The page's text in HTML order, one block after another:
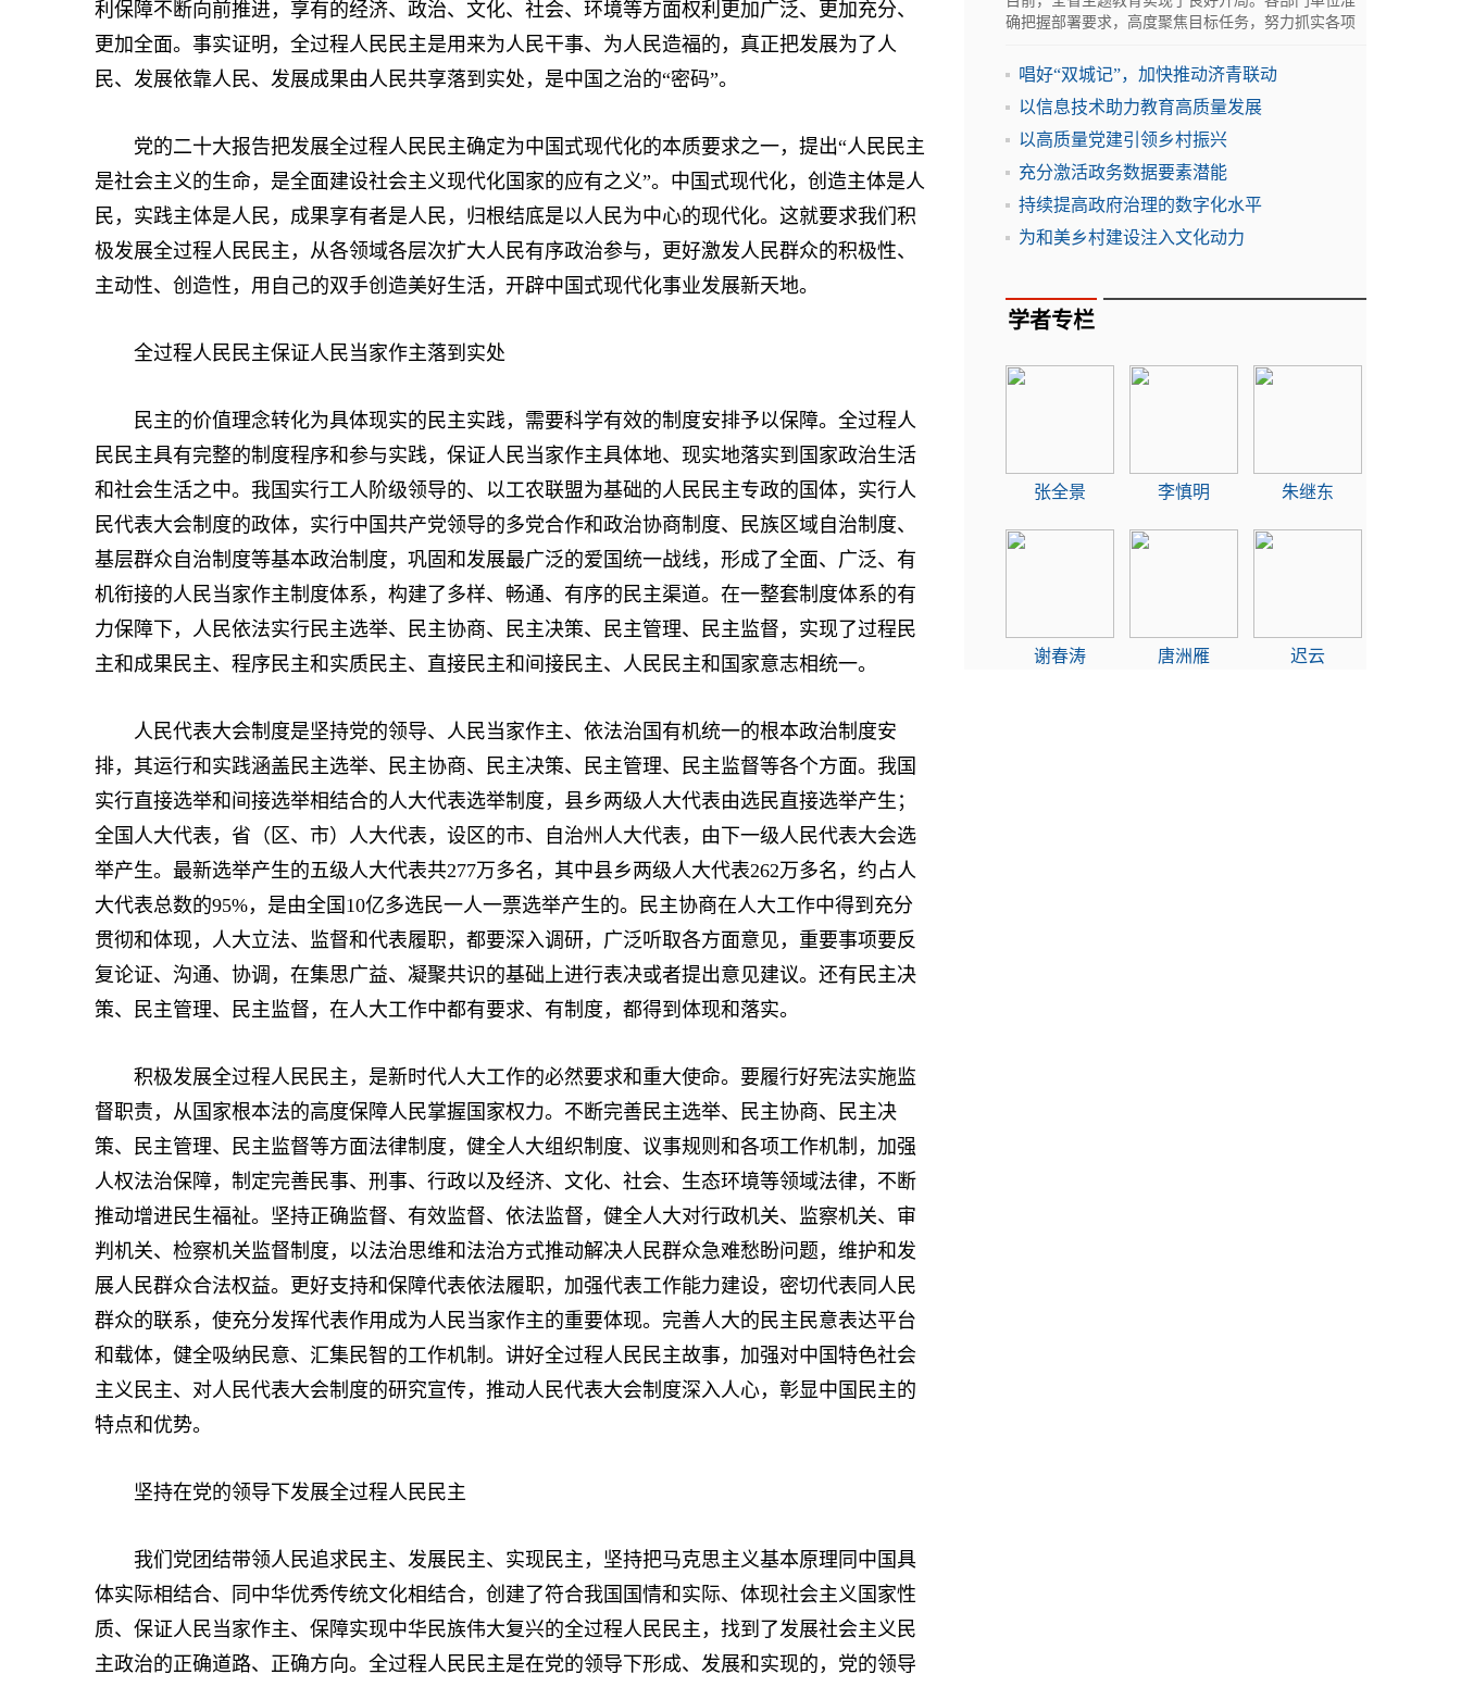
利保障不断向前推进，享有的经济、政治、文化、社会、环境等方面权利更加广泛、更加充分、
更加全面。事实证明，全过程人民民主是用来为人民干事、为人民造福的，真正把发展为了人
民、发展依靠人民、发展成果由人民共享落到实处，是中国之治的“密码”。
党的二十大报告把发展全过程人民民主确定为中国式现代化的本质要求之一，提出“人民民主
是社会主义的生命，是全面建设社会主义现代化国家的应有之义”。中国式现代化，创造主体是人
民，实践主体是人民，成果享有者是人民，归根结底是以人民为中心的现代化。这就要求我们积
极发展全过程人民民主，从各领域各层次扩大人民有序政治参与，更好激发人民群众的积极性、
主动性、创造性，用自己的双手创造美好生活，开辟中国式现代化事业发展新天地。
全过程人民民主保证人民当家作主落到实处
民主的价值理念转化为具体现实的民主实践，需要科学有效的制度安排予以保障。全过程人
民民主具有完整的制度程序和参与实践，保证人民当家作主具体地、现实地落实到国家政治生活
和社会生活之中。我国实行工人阶级领导的、以工农联盟为基础的人民民主专政的国体，实行人
民代表大会制度的政体，实行中国共产党领导的多党合作和政治协商制度、民族区域自治制度、
基层群众自治制度等基本政治制度，巩固和发展最广泛的爱国统一战线，形成了全面、广泛、有
机衔接的人民当家作主制度体系，构建了多样、畅通、有序的民主渠道。在一整套制度体系的有
力保障下，人民依法实行民主选举、民主协商、民主决策、民主管理、民主监督，实现了过程民
主和成果民主、程序民主和实质民主、直接民主和间接民主、人民民主和国家意志相统一。
人民代表大会制度是坚持党的领导、人民当家作主、依法治国有机统一的根本政治制度安
排，其运行和实践涵盖民主选举、民主协商、民主决策、民主管理、民主监督等各个方面。我国
实行直接选举和间接选举相结合的人大代表选举制度，县乡两级人大代表由选民直接选举产生；
全国人大代表，省（区、市）人大代表，设区的市、自治州人大代表，由下一级人民代表大会选
举产生。最新选举产生的五级人大代表共277万多名，其中县乡两级人大代表262万多名，约占人
大代表总数的95%，是由全国10亿多选民一人一票选举产生的。民主协商在人大工作中得到充分
贯彻和体现，人大立法、监督和代表履职，都要深入调研，广泛听取各方面意见，重要事项要反
复论证、沟通、协调，在集思广益、凝聚共识的基础上进行表决或者提出意见建议。还有民主决
策、民主管理、民主监督，在人大工作中都有要求、有制度，都得到体现和落实。
积极发展全过程人民民主，是新时代人大工作的必然要求和重大使命。要履行好宪法实施监
督职责，从国家根本法的高度保障人民掌握国家权力。不断完善民主选举、民主协商、民主决
策、民主管理、民主监督等方面法律制度，健全人大组织制度、议事规则和各项工作机制，加强
人权法治保障，制定完善民事、刑事、行政以及经济、文化、社会、生态环境等领域法律，不断
推动增进民生福祉。坚持正确监督、有效监督、依法监督，健全人大对行政机关、监察机关、审
判机关、检察机关监督制度，以法治思维和法治方式推动解决人民群众急难愁盼问题，维护和发
展人民群众合法权益。更好支持和保障代表依法履职，加强代表工作能力建设，密切代表同人民
群众的联系，使充分发挥代表作用成为人民当家作主的重要体现。完善人大的民主民意表达平台
和载体，健全吸纳民意、汇集民智的工作机制。讲好全过程人民民主故事，加强对中国特色社会
主义民主、对人民代表大会制度的研究宣传，推动人民代表大会制度深入人心，彰显中国民主的
特点和优势。
坚持在党的领导下发展全过程人民民主
我们党团结带领人民追求民主、发展民主、实现民主，坚持把马克思主义基本原理同中国具
体实际相结合、同中华优秀传统文化相结合，创建了符合我国国情和实际、体现社会主义国家性
质、保证人民当家作主、保障实现中华民族伟大复兴的全过程人民民主，找到了发展社会主义民
主政治的正确道路、正确方向。全过程人民民主是在党的领导下形成、发展和实现的，党的领导
确把握部署要求，高度聚焦目标任务，努力抓实各项
唱好“双城记”，加快推动济青联动
以信息技术助力教育高质量发展
以高质量党建引领乡村振兴
充分激活政务数据要素潜能
持续提高政府治理的数字化水平
为和美乡村建设注入文化动力
学者专栏
张全景 李慎明 朱继东
谢春涛 唐洲雁 迟云